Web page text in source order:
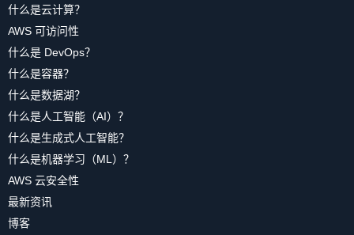
什么是云计算？
AWS 可访问性
什么是 DevOps？
什么是容器？
什么是数据湖？
什么是人工智能（AI）？
什么是生成式人工智能？
什么是机器学习（ML）？
AWS 云安全性
最新资讯
博客